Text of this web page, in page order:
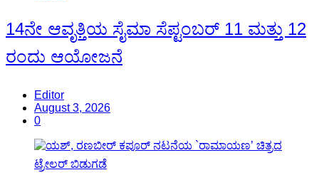
14ನೇ ಆವೃತ್ತಿಯ ಸೈಮಾ ಸೆಪ್ಟಂಬರ್ 11 ಮತ್ತು 12
ರಂದು ಆಯೋಜನೆ
Editor
August 3, 2026
0